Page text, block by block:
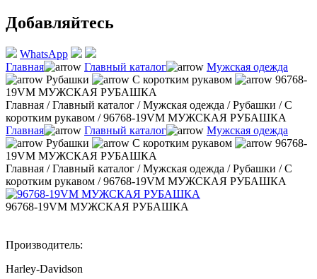
Добавляйтесь
WhatsApp
Главная
Главный каталог
Мужская одежда
Рубашки
С коротким рукавом
96768-
19VM МУЖСКАЯ РУБАШКА
Главная /Главный каталог /Мужская одежда /Рубашки /С
коротким рукавом /96768-19VM МУЖСКАЯ РУБАШКА
Главная
Главный каталог
Мужская одежда
Рубашки
С коротким рукавом
96768-
19VM МУЖСКАЯ РУБАШКА
Главная /Главный каталог /Мужская одежда /Рубашки /С
коротким рукавом /96768-19VM МУЖСКАЯ РУБАШКА
96768-19VM МУЖСКАЯ РУБАШКА
Производитель:
Harley-Davidson